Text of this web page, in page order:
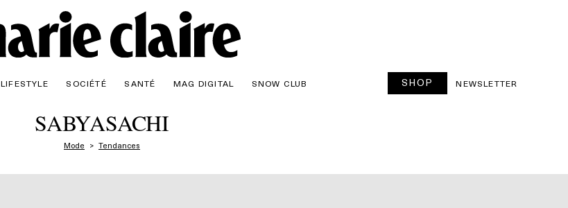
LIFESTYLE SOCIÉTÉ SANTÉ MAG DIGITAL SNOW CLUB SHOP NEWSLETTER
SABYASACHI
Mode Tendances